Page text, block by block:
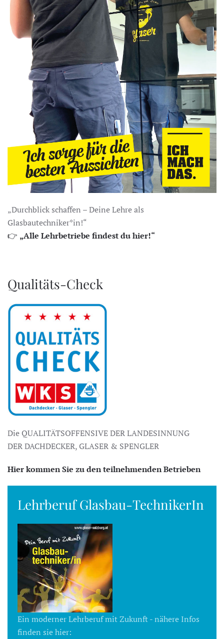
„Durchblick schaffen – Deine Lehre als
Glasbautechniker*in!“
👉 „Alle Lehrbetriebe findest du hier!“
Qualitäts-Check
Die QUALITÄTSOFFENSIVE DER LANDESINNUNG
DER DACHDECKER, GLASER & SPENGLER
Hier kommen Sie zu den teilnehmenden Betrieben
Lehrberuf Glasbau-TechnikerIn
Ein moderner Lehrberuf mit Zukunft - nähere Infos
finden sie hier: